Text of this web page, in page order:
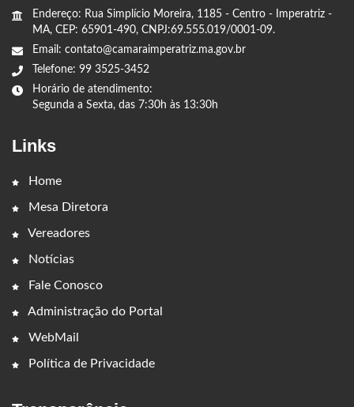
Endereço: Rua Simplício Moreira, 1185 - Centro - Imperatriz -
MA, CEP: 65901-490, CNPJ:69.555.019/0001-09.
Email: contato@camaraimperatriz.ma.gov.br
Telefone: 99 3525-3452
Horário de atendimento:
Segunda a Sexta, das 7:30h às 13:30h
Links
Home
Mesa Diretora
Vereadores
Notícias
Fale Conosco
Administração do Portal
WebMail
Política de Privacidade